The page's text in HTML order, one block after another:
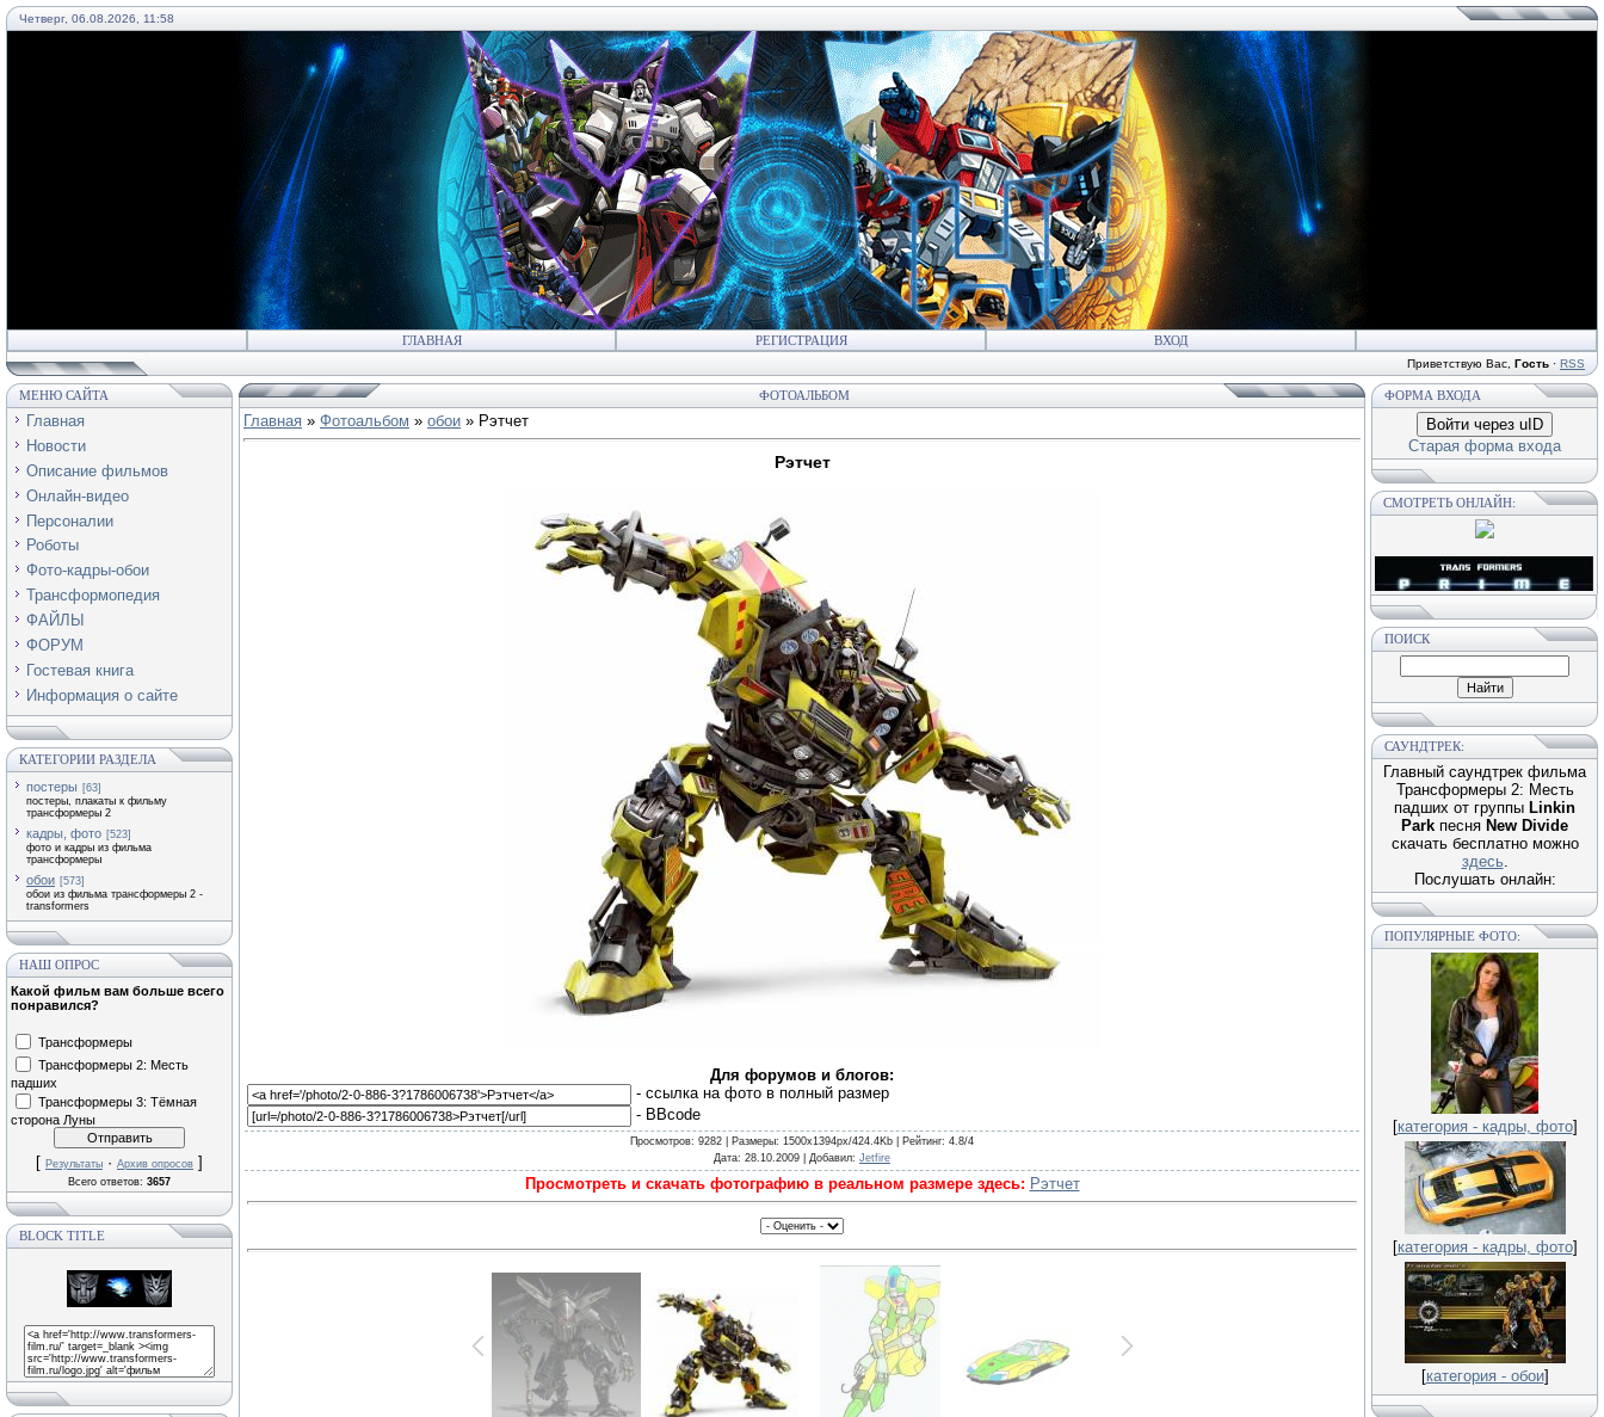
Четверг, 06.08.2026, 11:58
ГЛАВНАЯ РЕГИСТРАЦИЯ ВХОД
Приветствую Вас Гость · RSS
МЕНЮ САЙТА
Главная
Новости
Описание фильмов
Онлайн-видео
Персоналии
Роботы
Фото-кадры-обои
Трансформопедия
ФАЙЛЫ
ФОРУМ
Гостевая книга
Информация о сайте
КАТЕГОРИИ РАЗДЕЛА
постеры [63]
постеры, плакаты к фильму
трансформеры 2
кадры, фото [523]
фото и кадры из фильма
трансформеры
обои [573]
обои из фильма трансформеры 2 -
transformers
НАШ ОПРОС
Какой фильм вам больше всего
понравился?
Трансформеры
Трансформеры 2: Месть
падших
Трансформеры 3: Тёмная
сторона Луны
[ Результаты · Архив опросов ]
Всего ответов: 3657
BLOCK TITLE
ФОТОАЛЬБОМ
Главная » Фотоальбом » обои » Рэтчет
Рэтчет
Для форумов и блогов:
- cсылка на фото в полный размер
- BBcode
Просмотров: 9282 | Размеры: 1500x1394px/424.4Kb | Рейтинг: 4.8/4
Дата: 28.10.2009 | Добавил: Jetfire
Просмотреть и скачать фотографию в реальном размере здесь: Рэтчет
ФОРМА ВХОДА
Войти через uID
Старая форма входа
СМОТРЕТЬ ОНЛАЙН:
ПОИСК
САУНДТРЕК:
Главный саундтрек фильма
Трансформеры 2: Месть
падших от группы Linkin
Park песня New Divide
скачать бесплатно можно
здесь.
Послушать онлайн:
ПОПУЛЯРНЫЕ ФОТО:
[категория - кадры, фото]
[категория - кадры, фото]
[категория - обои]